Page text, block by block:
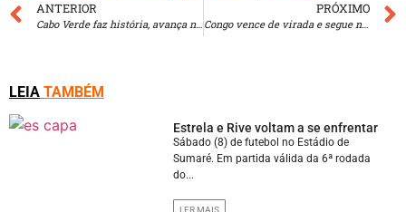
ANTERIOR
Cabo Verde faz história, avança na Copa e vai enfrentar a Argentina
PRÓXIMO
Congo vence de virada e segue na Copa, assim como Colômbia e Portugal
LEIA TAMBÉM
Estrela e Rive voltam a se enfrentar
Sábado (8) de futebol no Estádio de
Sumaré. Em partida válida da 6ª rodada
do...
LER MAIS